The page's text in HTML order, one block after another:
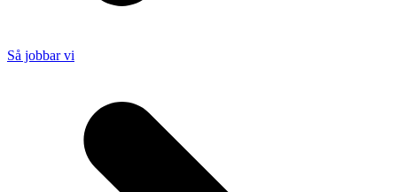
Så jobbar vi